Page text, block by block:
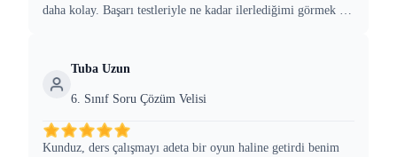
daha kolay. Başarı testleriyle ne kadar ilerlediğimi görmek ise
Tuba Uzun
6. Sınıf Soru Çözüm Velisi
Kunduz, ders çalışmayı adeta bir oyun haline getirdi benim